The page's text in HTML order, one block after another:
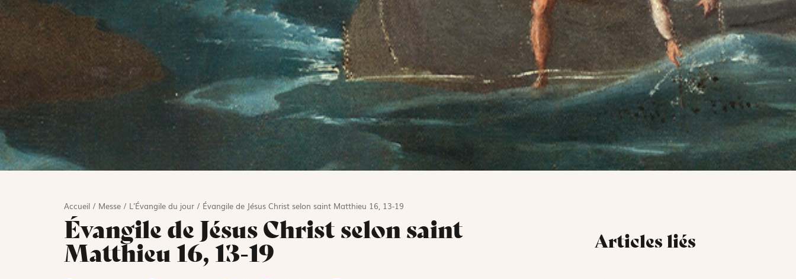
Accueil/ Messe/ L'Évangile du jour/ Évangile de Jésus Christ selon saint Matthieu 16, 13-19
Évangile de Jésus Christ selon saint
Matthieu 16, 13-19
Articles liés